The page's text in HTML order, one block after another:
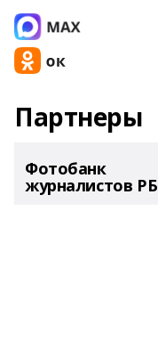
Партнеры
Фотобанк
журналистов РБ